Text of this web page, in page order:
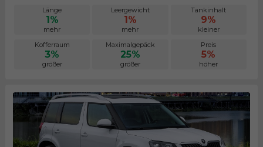
Länge
1%
mehr
Leergewicht
1%
mehr
Tankinhalt
9%
kleiner
Kofferraum
3%
größer
Maximalgepäck
25%
größer
Preis
5%
höher